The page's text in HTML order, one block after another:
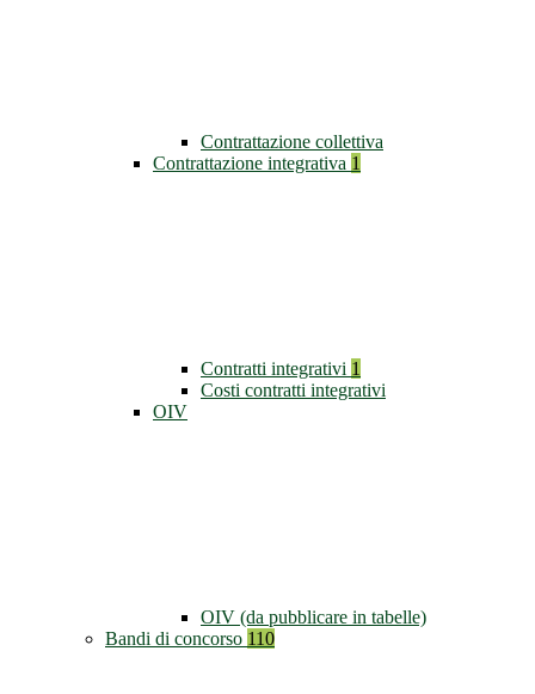
Contrattazione collettiva
Contrattazione integrativa 1
Contratti integrativi 1
Costi contratti integrativi
OIV
OIV (da pubblicare in tabelle)
Bandi di concorso 110